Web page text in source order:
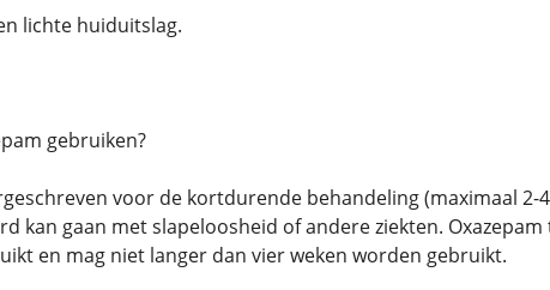
lichte huiduitslag.
gebruiken?
voor de kortdurende behandeling (maximaal 2-
kan gaan met slapeloosheid of andere ziekten.
en mag niet langer dan vier weken worden gebruikt.